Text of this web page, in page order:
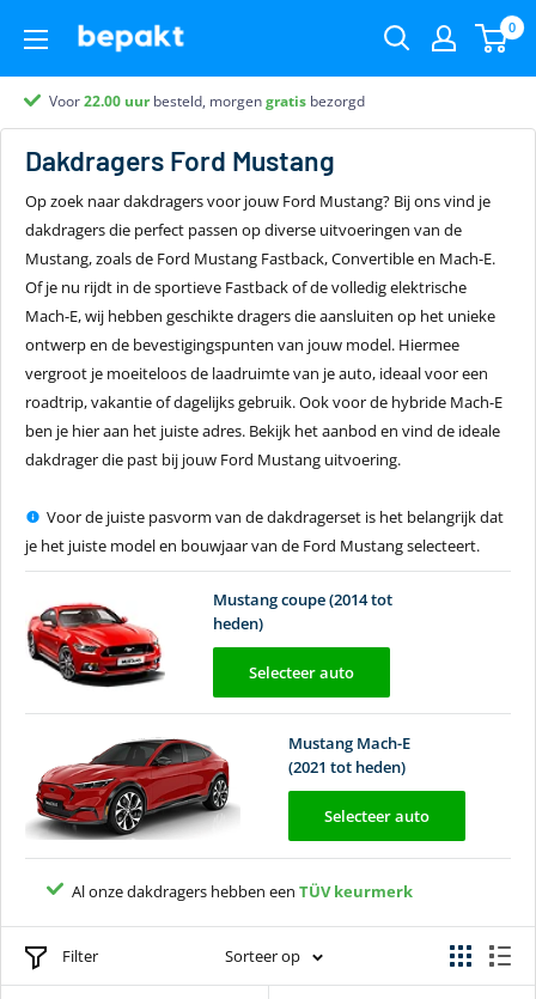
0
Voor22.00uurbesteld, morgengratisbezorgd
Partner van
Klantenbeoordeling 9.4
Dakdragers Ford Mustang
Op zoek naar dakdragers voor jouw Ford Mustang? Bij ons vind je
dakdragers die perfect passen op diverse uitvoeringen van de
Mustang, zoals de Ford Mustang Fastback, Convertible en Mach-E.
Of je nu rijdt in de sportieve Fastback of de volledig elektrische
Mach-E, wij hebben geschikte dragers die aansluiten op het unieke
ontwerp en de bevestigingspunten van jouw model. Hiermee
vergroot je moeiteloos de laadruimte van je auto, ideaal voor een
roadtrip, vakantie of dagelijks gebruik. Ook voor de hybride Mach-E
ben je hier aan het juiste adres. Bekijk het aanbod en vind de ideale
dakdrager die past bij jouw Ford Mustang uitvoering.
Voor de juiste pasvorm van de dakdragerset is het belangrijk dat
je het juiste model en bouwjaar van de Ford Mustang selecteert.
Mustang coupe (2014 tot
heden)
Selecteer auto
Mustang Mach-E
(2021 tot heden)
Selecteer auto
Al onze dakdragers hebben een TÜV keurmerk
2 jaar
Filter Sorteer op